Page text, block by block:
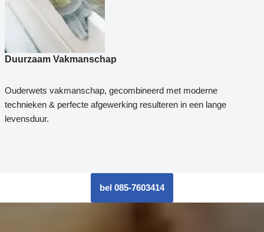
Duurzaam Vakmanschap
Ouderwets vakmanschap, gecombineerd met moderne
technieken & perfecte afgewerking resulteren in een lange
levensduur.
bel 085-7603414